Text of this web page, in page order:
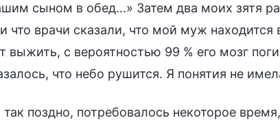
сыном в обед...» Затем два моих зятя
что врачи сказали, что мой муж
выжить, с вероятностью 99 % его мозг
что небо рушится. Я понятия не
поздно, потребовалось некоторое